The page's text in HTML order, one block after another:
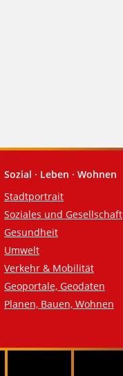
Sozial · Leben · Wohnen
Stadtportrait
Soziales und Gesellschaft
Gesundheit
Umwelt
Verkehr & Mobilität
Geoportale, Geodaten
Planen, Bauen, Wohnen